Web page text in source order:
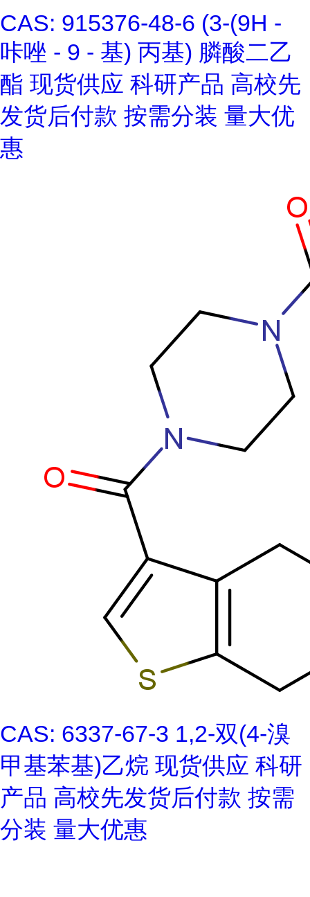
CAS: 915376-48-6 (3-(9H -
咔唑 - 9 - 基) 丙基) 膦酸二乙
酯 现货供应 科研产品 高校先
发货后付款 按需分装 量大优
惠
CAS: 6337-67-3 1,2-双(4-溴
甲基苯基)乙烷 现货供应 科研
产品 高校先发货后付款 按需
分装 量大优惠